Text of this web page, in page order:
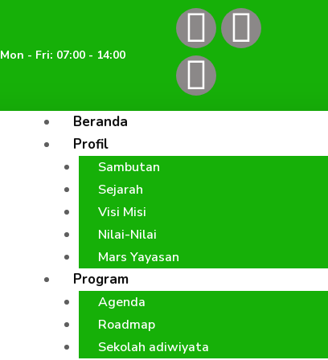
Mon - Fri: 07:00 - 14:00
F
a
c
e
o
k
Y
o
u
t
e
I
n
s
t
r
a
m
Beranda
Profil
Sambutan
Sejarah
Visi Misi
Nilai-Nilai
Mars Yayasan
Program
Agenda
Roadmap
Sekolah adiwiyata